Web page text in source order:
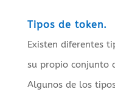
Tipos de token.
Existen diferentes
su propio conjunto
Algunos de los